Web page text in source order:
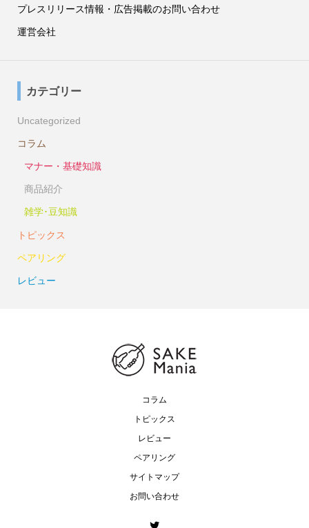
プレスリリース情報・広告掲載のお問い合わせ
運営会社
カテゴリー
Uncategorized
コラム
マナー・基礎知識
商品紹介
雑学･豆知識
トピックス
ペアリング
レビュー
コラム
トピックス
レビュー
ペアリング
サイトマップ
お問い合わせ